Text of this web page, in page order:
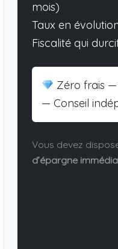
mois)
Taux en
Fiscalité qui
Zéro frais
— Conseil
Vous devez
d’épargne